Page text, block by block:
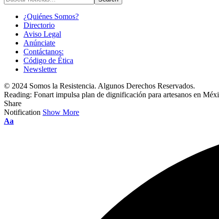
¿Quiénes Somos?
Directorio
Aviso Legal
Anúnciate
Contáctanos:
Código de Ética
Newsletter
© 2024 Somos la Resistencia. Algunos Derechos Reservados.
Reading: Fonart impulsa plan de dignificación para artesanos en
Share
Notification Show More
Font
Aa